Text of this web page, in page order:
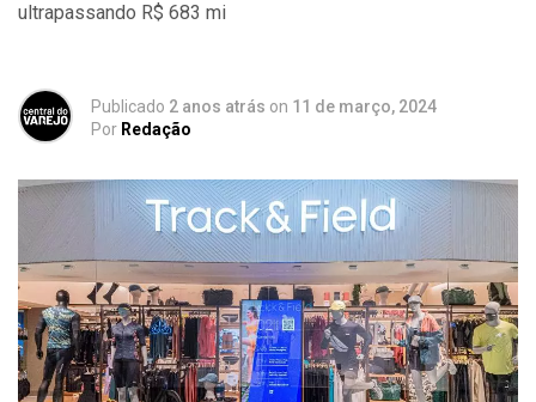
ultrapassando R$ 683 mi
Publicado 2 anos atrás on 11 de março, 2024
Por Redação